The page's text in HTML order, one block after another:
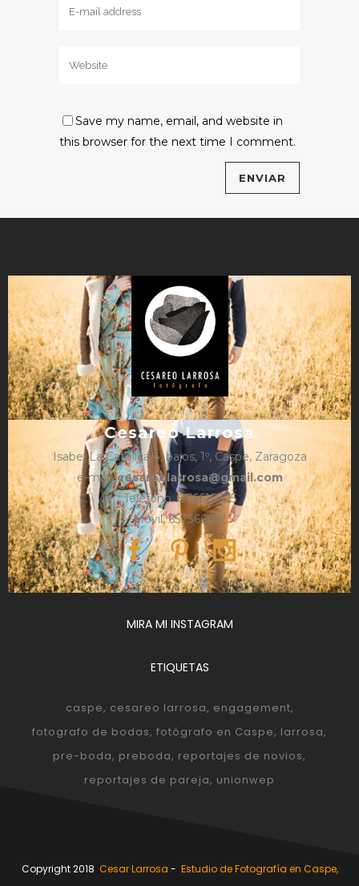
Save my name, email, and website in
this browser for the next time I comment.
Cesareo Larrosa
Isabel La Católica 4, bajos, 1º, Caspe, Zaragoza
e-mail:cesareolarrosa@gmail.com
Teléfono: 876610325
Móvil: 657366052
MIRA MI INSTAGRAM
ETIQUETAS
caspe cesareo larrosa engagement
fotografo de bodas fotógrafo en Caspe larrosa
pre-boda preboda reportajes de novios
reportajes de pareja unionwep
Copyright 2018 Cesar Larrosa - Estudio de Fotografía en Caspe,